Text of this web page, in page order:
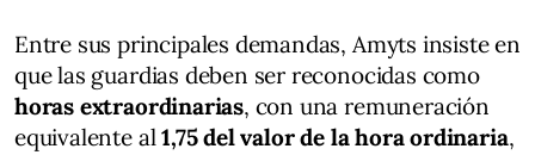
Entre sus principales demandas, Amyts insiste en
que las guardias deben ser reconocidas como
horas extraordinarias, con una remuneración
equivalente al1,75 del valor de la hora ordinaria,